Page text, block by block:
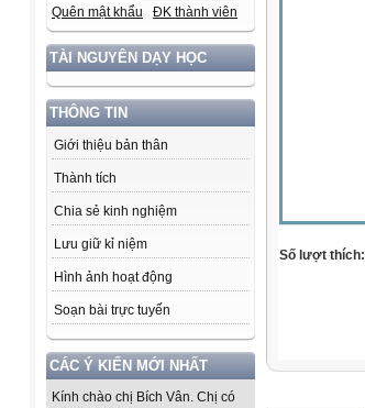
Quên mật khẩu ĐK thành viên
TÀI NGUYÊN DẠY HỌC
THÔNG TIN
Giới thiệu bản thân
Thành tích
Chia sẻ kinh nghiệm
Lưu giữ kỉ niệm
Hình ảnh hoạt động
Soạn bài trực tuyến
CÁC Ý KIẾN MỚI NHẤT
Kính chào chị Bích Vân. Chị có
Số lượt thích: